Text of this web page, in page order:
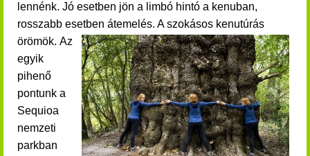
lennénk. Jó esetben jön a limbó hintó a kenuban,
rosszabb esetben átemelés. A szokásos kenutúrás
örömök. Az
egyik
pihenő
pontunk a
Sequioa
nemzeti
parkban